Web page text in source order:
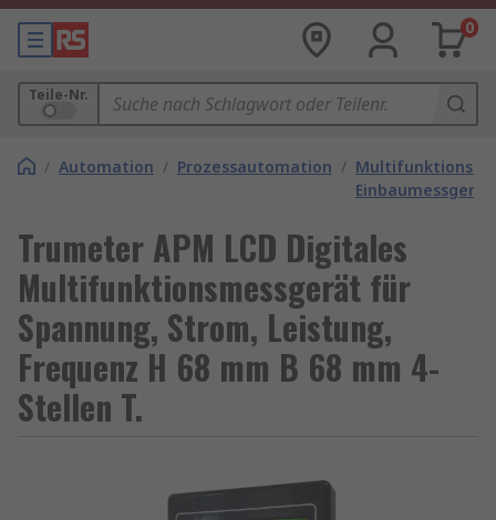
0
Teile-Nr.
/ Automation / Prozessautomation / Multifunktions-
Trumeter APM LCD Digitales
Multifunktionsmessgerät für
Spannung, Strom, Leistung,
Frequenz H 68 mm B 68 mm 4-
Stellen T.